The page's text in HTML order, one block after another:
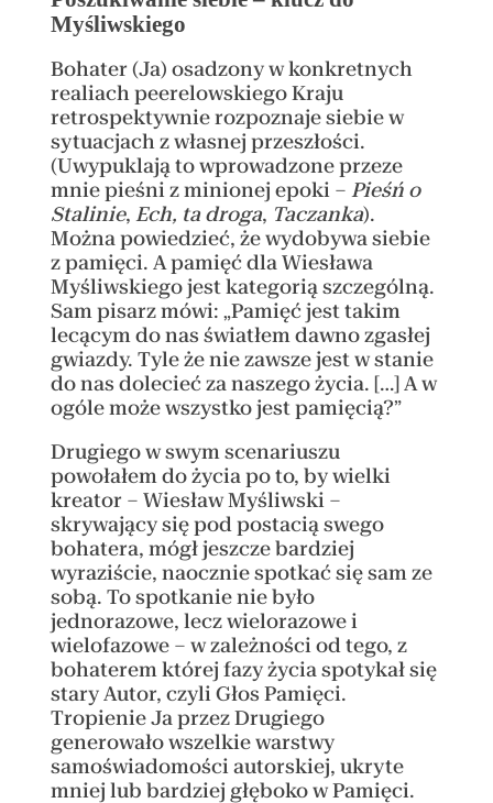
Myśliwskiego
Bohater (Ja) osadzony w konkretnych
realiach peerelowskiego Kraju
retrospektywnie rozpoznaje siebie w
sytuacjach z własnej przeszłości.
(Uwypuklają to wprowadzone przeze
mnie pieśni z minionej epoki – Pieśń o
Stalinie, Ech, ta droga, Taczanka).
Można powiedzieć, że wydobywa siebie
z pamięci. A pamięć dla Wiesława
Myśliwskiego jest kategorią szczególną.
Sam pisarz mówi: „Pamięć jest takim
lecącym do nas światłem dawno zgasłej
gwiazdy. Tyle że nie zawsze jest w stanie
do nas dolecieć za naszego życia. […] A w
ogóle może wszystko jest pamięcią?”
Drugiego w swym scenariuszu
powołałem do życia po to, by wielki
kreator – Wiesław Myśliwski –
skrywający się pod postacią swego
bohatera, mógł jeszcze bardziej
wyraziście, naocznie spotkać się sam ze
sobą. To spotkanie nie było
jednorazowe, lecz wielorazowe i
wielofazowe – w zależności od tego, z
bohaterem której fazy życia spotykał się
stary Autor, czyli Głos Pamięci.
Tropienie Ja przez Drugiego
generowało wszelkie warstwy
samoświadomości autorskiej, ukryte
mniej lub bardziej głęboko w Pamięci.